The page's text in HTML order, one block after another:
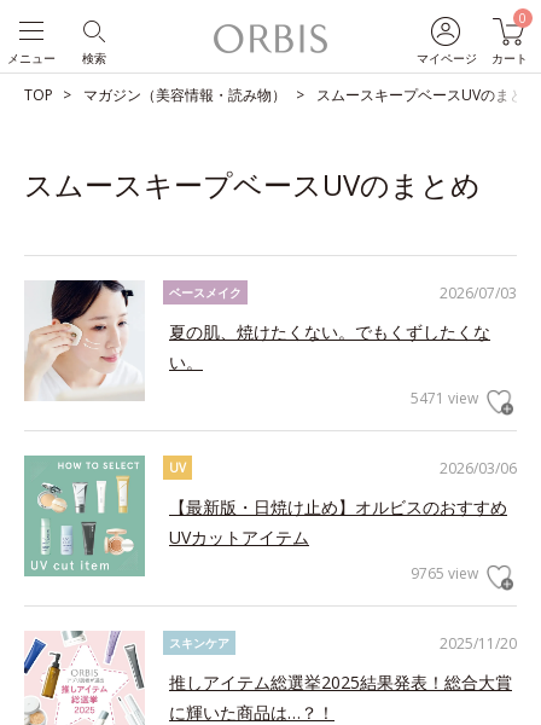
マイページ
0
カート
検索
メニュー
TOP マガジン（美容情報・読み物） スムースキープベースUVのまとめ
スムースキープベースUVのまとめ
2026/07/03
ベースメイク
夏の肌、焼けたくない。でもくずしたくな
い。
5471 view
2026/03/06
UV
【最新版・日焼け止め】オルビスのおすすめ
UVカットアイテム
9765 view
2025/11/20
スキンケア
推しアイテム総選挙2025結果発表！総合大賞
に輝いた商品は…？！